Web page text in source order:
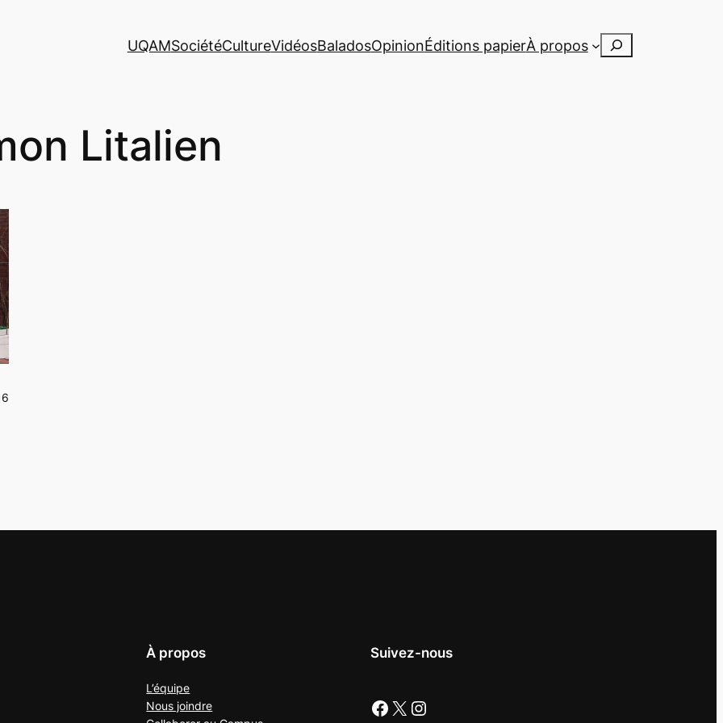
UQAMSociétéCultureVidéosBaladosOpinionÉditions papierÀ propos Rechercher
Litalien
À propos
L’équipe
Nous joindre
Suivez-nous
Facebook X Instagram